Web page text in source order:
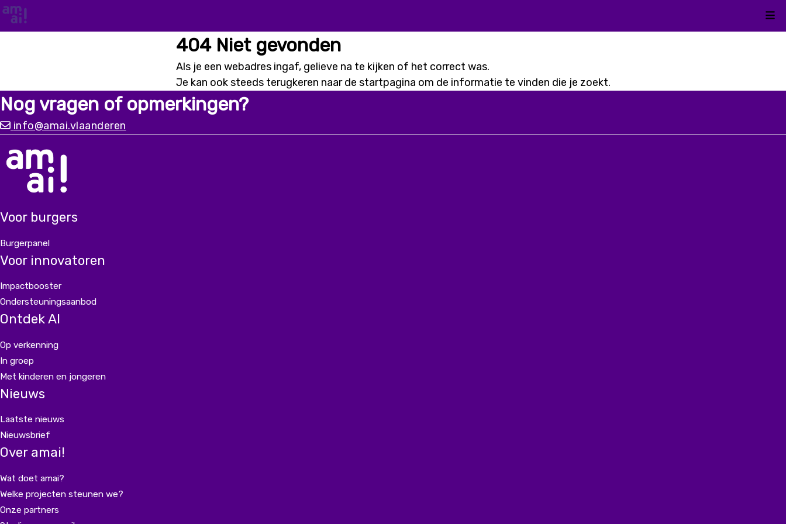
404 Niet gevonden
Als je een webadres ingaf, gelieve na te kijken of het correct was.
Je kan ook steeds terugkeren naar de startpagina om de informatie te vinden die je zoekt.
Nog vragen of opmerkingen?
info@amai.vlaanderen
Voor burgers
Burgerpanel
Voor innovatoren
Impactbooster
Ondersteuningsaanbod
Ontdek AI
Op verkenning
In groep
Met kinderen en jongeren
Nieuws
Laatste nieuws
Nieuwsbrief
Over amai!
Wat doet amai?
Welke projecten steunen we?
Onze partners